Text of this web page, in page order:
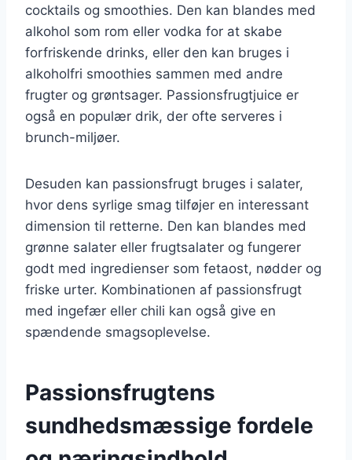
cocktails og smoothies. Den kan blandes med
alkohol som rom eller vodka for at skabe
forfriskende drinks, eller den kan bruges i
alkoholfri smoothies sammen med andre
frugter og grøntsager. Passionsfrugtjuice er
også en populær drik, der ofte serveres i
brunch-miljøer.
Desuden kan passionsfrugt bruges i salater,
hvor dens syrlige smag tilføjer en interessant
dimension til retterne. Den kan blandes med
grønne salater eller frugtsalater og fungerer
godt med ingredienser som fetaost, nødder og
friske urter. Kombinationen af passionsfrugt
med ingefær eller chili kan også give en
spændende smagsoplevelse.
Passionsfrugtens
sundhedsmæssige fordele